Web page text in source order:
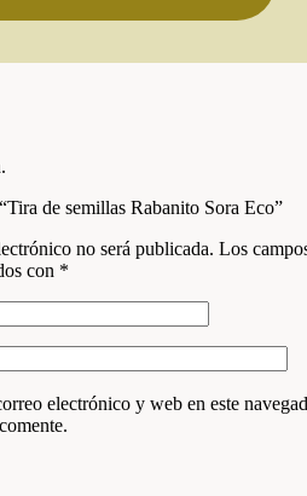
de semillas Rabanito Sora Eco”
no será publicada. Los
con *
electrónico y web en este